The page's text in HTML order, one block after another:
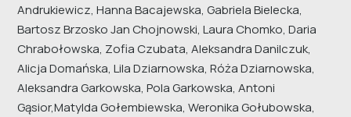
Andrukiewicz, Hanna Bacajewska, Gabriela Bielecka,
Bartosz Brzosko Jan Chojnowski, Laura Chomko, Daria
Chrabołowska, Zofia Czubata, Aleksandra Danilczuk,
Alicja Domańska, Lila Dziarnowska, Róża Dziarnowska,
Aleksandra Garkowska, Pola Garkowska, Antoni
Gąsior,Matylda Gołembiewska, Weronika Gołubowska,